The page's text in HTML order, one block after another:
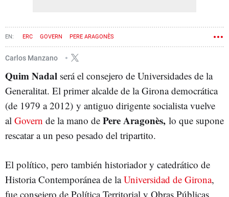
ERC GOVERN PERE ARAGONÈS
Carlos Manzano
Quim Nadal será el consejero de Universidades de la
Generalitat. El primer alcalde de la Girona democrática
(de 1979 a 2012) y antiguo dirigente socialista vuelve
al Govern de la mano de Pere Aragonès, lo que supone
rescatar a un peso pesado del tripartito.
El político, pero también historiador y catedrático de
Historia Contemporánea de laUniversidad de Girona,
fue consejero de Política Territorial y Obras Públicas